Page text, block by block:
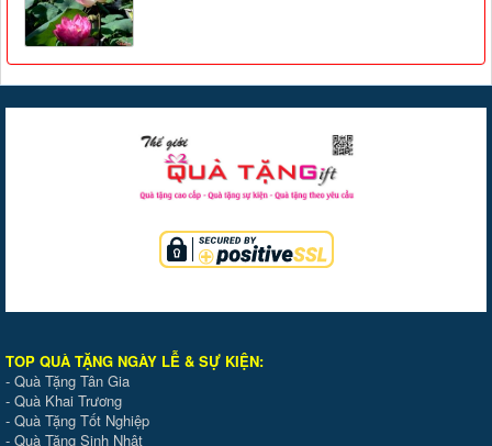
TOP QUÀ TẶNG NGÀY LỄ & SỰ KIỆN:
- Quà Tặng Tân Gia
- Quà Khai Trương
- Quà Tặng Tốt Nghiệp
- Quà Tặng Sinh Nhật